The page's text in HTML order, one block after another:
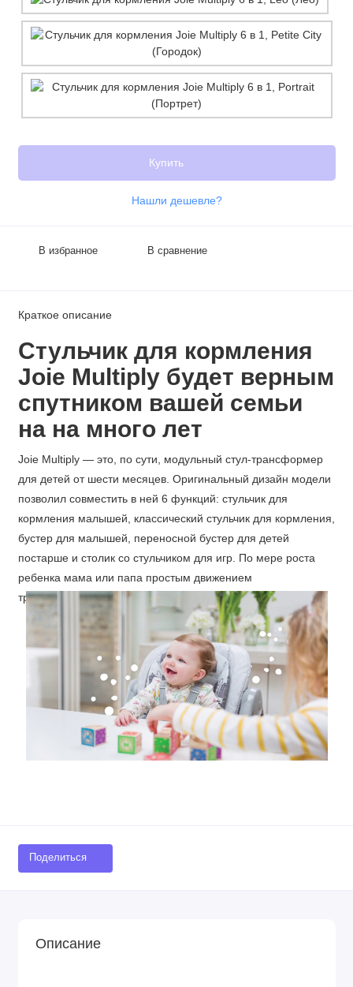
Купить
Нашли дешевле?
В избранное В сравнение
Краткое описание
Стульчик для кормления
Joie Multiply будет верным
спутником вашей семьи
на на много лет
Joie Multiply — это, по сути, модульный стул-трансформер
для детей от шести месяцев. Оригинальный дизайн модели
позволил совместить в ней 6 функций: стульчик для
кормления малышей, классический стульчик для кормления,
бустер для малышей, переносной бустер для детей
постарше и столик со стульчиком для игр. По мере роста
ребенка мама или папа простым движением
трансформируют кресло в нужный модуль.
Поделиться
Описание